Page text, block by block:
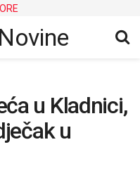
u Kladnici,
u